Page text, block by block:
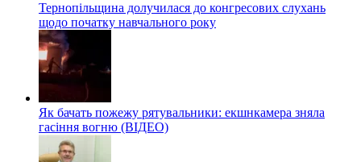
Тернопільщина долучилася до конгресових слухань
щодо початку навчального року
Як бачать пожежу рятувальники: екшнкамера зняла
гасіння вогню (ВІДЕО)